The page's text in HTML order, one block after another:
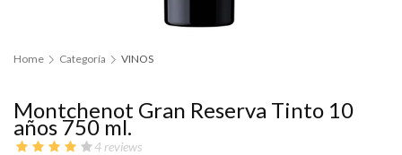
Home Categoría VINOS
Montchenot Gran Reserva Tinto 10
años 750 ml.
4 reviews